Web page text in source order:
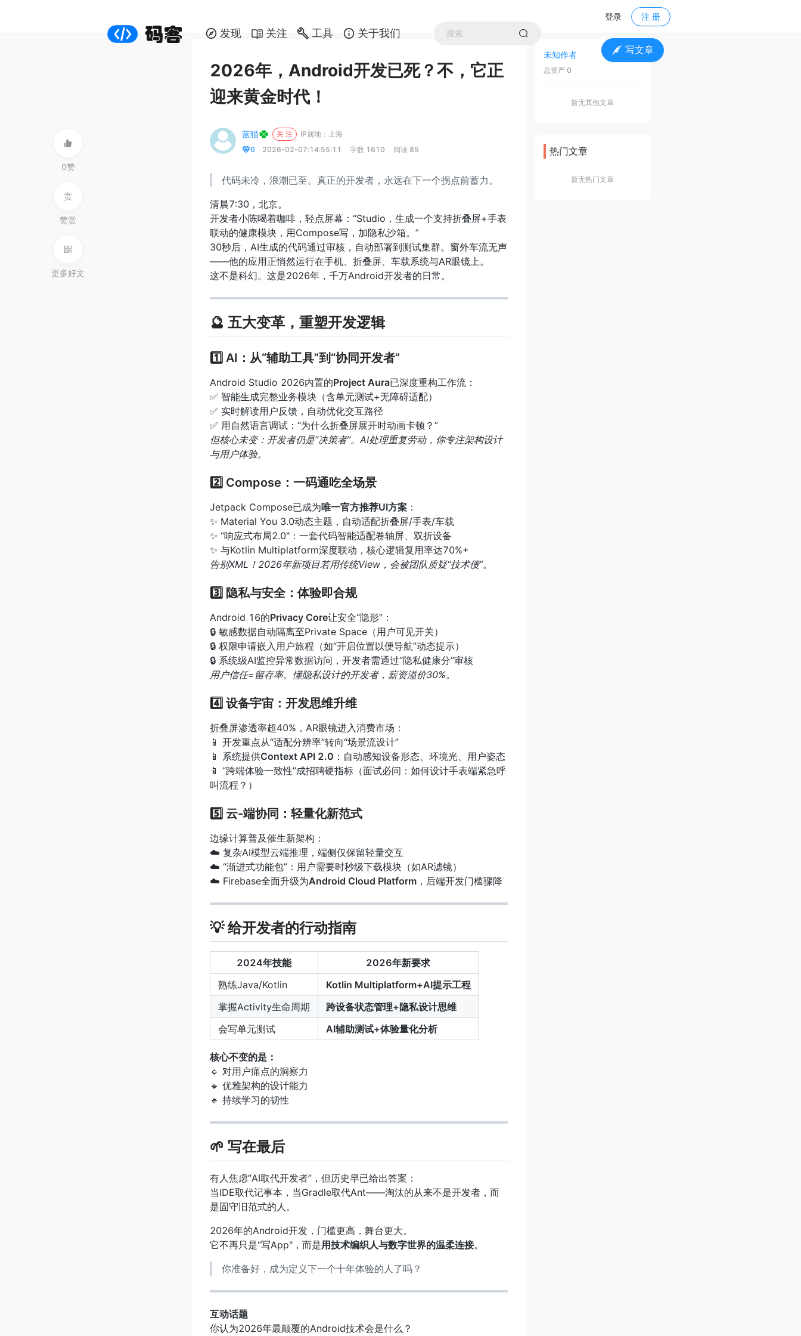
发现 关注 工具 关于我们
登录 注 册
写文章
0赞
赏
赞赏
更多好文
2026年，Android开发已死？不，它正
迎来黄金时代！
蓝猫 关 注
IP属地：上海
0
2026-02-07:14:55:11 字数 1610 阅读 85
代码未冷，浪潮已至。真正的开发者，永远在下一个拐点前蓄力。
清晨7:30，北京。
开发者小陈喝着咖啡，轻点屏幕：“Studio，生成一个支持折叠屏+手表
联动的健康模块，用Compose写，加隐私沙箱。”
30秒后，AI生成的代码通过审核，自动部署到测试集群。窗外车流无声
——他的应用正悄然运行在手机、折叠屏、车载系统与AR眼镜上。
这不是科幻。这是2026年，千万Android开发者的日常。
🔮 五大变革，重塑开发逻辑
1️⃣ AI：从“辅助工具”到“协同开发者”
Android Studio 2026内置的Project Aura已深度重构工作流：
✅ 智能生成完整业务模块（含单元测试+无障碍适配）
✅ 实时解读用户反馈，自动优化交互路径
✅ 用自然语言调试：“为什么折叠屏展开时动画卡顿？”
但核心未变：开发者仍是“决策者”。AI处理重复劳动，你专注架构设计
与用户体验。
2️⃣ Compose：一码通吃全场景
Jetpack Compose已成为唯一官方推荐UI方案：
✨ Material You 3.0动态主题，自动适配折叠屏/手表/车载
✨ “响应式布局2.0"：一套代码智能适配卷轴屏、双折设备
✨ 与Kotlin Multiplatform深度联动，核心逻辑复用率达70%+
告别XML！2026年新项目若用传统View，会被团队质疑“技术债”。
3️⃣ 隐私与安全：体验即合规
Android 16的Privacy Core让安全“隐形”：
🔒 敏感数据自动隔离至Private Space（用户可见开关）
🔒 权限申请嵌入用户旅程（如“开启位置以便导航”动态提示）
🔒 系统级AI监控异常数据访问，开发者需通过“隐私健康分”审核
用户信任=留存率。懂隐私设计的开发者，薪资溢价30%。
4️⃣ 设备宇宙：开发思维升维
折叠屏渗透率超40%，AR眼镜进入消费市场：
📱 开发重点从“适配分辨率”转向“场景流设计”
📱 系统提供Context API 2.0 ：自动感知设备形态、环境光、用户姿态
📱 “跨端体验一致性”成招聘硬指标（面试必问：如何设计手表端紧急呼
叫流程？）
5️⃣ 云-端协同：轻量化新范式
边缘计算普及催生新架构：
☁️ 复杂AI模型云端推理，端侧仅保留轻量交互
☁️ “渐进式功能包”：用户需要时秒级下载模块（如AR滤镜）
☁️ Firebase全面升级为Android Cloud Platform，后端开发门槛骤降
💡 给开发者的行动指南
2024年技能
2026年新要求
熟练Java/Kotlin
Kotlin Multiplatform+AI提示工程
掌握Activity生命周期
跨设备状态管理+隐私设计思维
会写单元测试
AI辅助测试+体验量化分析
核心不变的是：
🔹 对用户痛点的洞察力
🔹 优雅架构的设计能力
🔹 持续学习的韧性
🌱 写在最后
有人焦虑“AI取代开发者”，但历史早已给出答案：
当IDE取代记事本，当Gradle取代Ant——淘汰的从来不是开发者，而
是固守旧范式的人。
2026年的Android开发，门槛更高，舞台更大。
它不再只是“写App"，而是用技术编织人与数字世界的温柔连接。
你准备好，成为定义下一个十年体验的人了吗？
互动话题
你认为2026年最颠覆的Android技术会是什么？
未知作者
关 注
总资产 0
暂无其他文章
热门文章
暂无热门文章